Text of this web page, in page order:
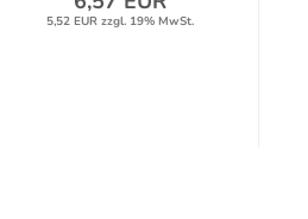
5,52 EUR zzgl. 19% MwSt.